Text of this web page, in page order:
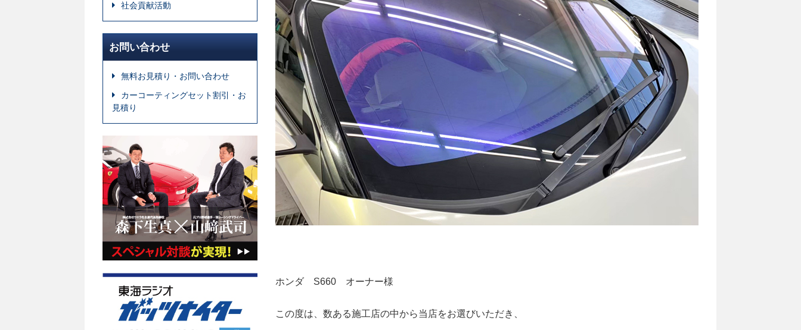
ホンダ S660 オーナー様
この度は、数ある施工店の中から当店をお選びいただき、
社会貢献活動
お問い合わせ
無料お見積り・お問い合わせ
カーコーティングセット割引・お
見積り